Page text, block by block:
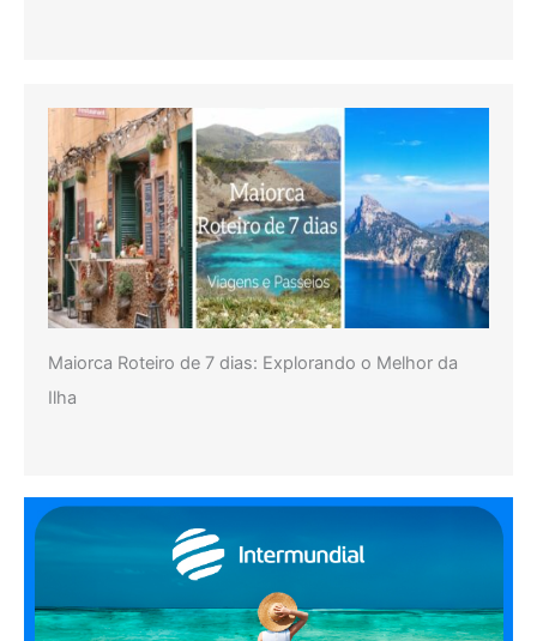
Maiorca Roteiro de 7 dias: Explorando o Melhor da
Ilha